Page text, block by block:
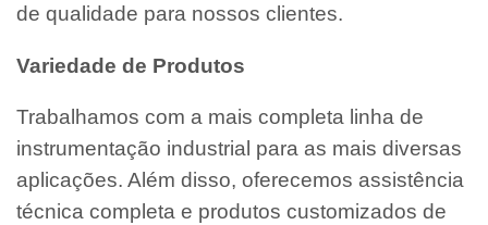
de qualidade para nossos clientes.
Variedade de Produtos
Trabalhamos com a mais completa linha de
instrumentação industrial para as mais diversas
aplicações. Além disso, oferecemos assistência
técnica completa e produtos customizados de